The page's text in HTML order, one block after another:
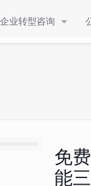
企业转型咨询
免
能